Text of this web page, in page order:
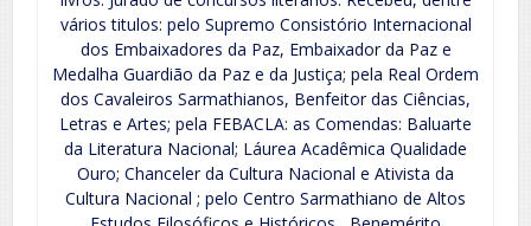
vários titulos: pelo Supremo Consistório Internacional
dos Embaixadores da Paz, Embaixador da Paz e
Medalha Guardião da Paz e da Justiça; pela Real Ordem
dos Cavaleiros Sarmathianos, Benfeitor das Ciências,
Letras e Artes; pela FEBACLA: as Comendas: Baluarte
da Literatura Nacional; Láurea Acadêmica Qualidade
Ouro; Chanceler da Cultura Nacional e Ativista da
Cultura Nacional ; pelo Centro Sarmathiano de Altos